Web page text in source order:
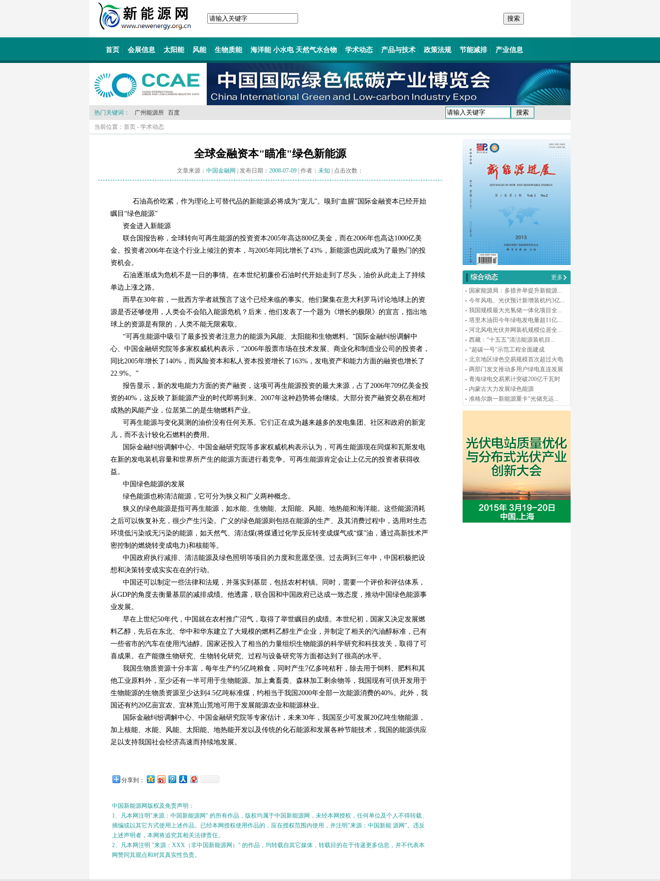
首页 会展信息 太阳能 风能 生物质能 海洋能 小水电 天然气水合物 学术动态 产品与技术 政策法规 节能减排 产业信息
热门关键词： 广州能源所 百度
当前位置： 首页 - 学术动态
全球金融资本"瞄准"绿色新能源
文章来源： 中国金融网 | 发布日期： 2008-07-09 | 作者： 未知 | 点击次数：
石油高价吃紧，作为理论上可替代品的新能源必将成为“宠儿”。嗅到“血腥”国际金融资本已经开始
瞩目“绿色能源”
资金进入新能源
联合国报告称，全球转向可再生能源的投资资本2005年高达800亿美金，而在2006年也高达1000亿美
金。投资者2006年在这个行业上倾注的资本，与2005年同比增长了43%，新能源也因此成为了最热门的投
资机会。
石油逐渐成为危机不是一日的事情。在本世纪初廉价石油时代开始走到了尽头，油价从此走上了持续
单边上涨之路。
而早在30年前，一批西方学者就预言了这个已经来临的事实。他们聚集在意大利罗马讨论地球上的资
源是否还够使用，人类会不会陷入能源危机？后来，他们发表了一个题为《增长的极限》的宣言，指出地
球上的资源是有限的，人类不能无限索取。
“可再生能源中吸引了最多投资者注意力的能源为风能、太阳能和生物燃料。”国际金融纠纷调解中
心、中国金融研究院等多家权威机构表示，“2006年股票市场在技术发展、商业化和制造业公司的投资者，
同比2005年增长了140%，而风险资本和私人资本投资增长了163%，发电资产和能力方面的融资也增长了
22.9%。”
报告显示，新的发电能力方面的资产融资，这项可再生能源投资的最大来源，占了2006年709亿美金投
资的40%，这反映了新能源产业的时代即将到来。2007年这种趋势将会继续。大部分资产融资交易在相对
成熟的风能产业，位居第二的是生物燃料产业。
可再生能源与变化莫测的油价没有任何关系。它们正在成为越来越多的发电集团、社区和政府的新宠
儿，而不去计较化石燃料的费用。
国际金融纠纷调解中心、中国金融研究院等多家权威机构表示认为，可再生能源现在同煤和瓦斯发电
在新的发电装机容量和世界所产生的能源方面进行着竞争。可再生能源肯定会让上亿元的投资者获得收
益。
中国绿色能源的发展
绿色能源也称清洁能源，它可分为狭义和广义两种概念。
狭义的绿色能源是指可再生能源，如水能、生物能、太阳能、风能、地热能和海洋能。这些能源消耗
之后可以恢复补充，很少产生污染。广义的绿色能源则包括在能源的生产、及其消费过程中，选用对生态
环境低污染或无污染的能源，如天然气、清洁煤(将煤通过化学反应转变成煤气或“煤”油，通过高新技术严
密控制的燃烧转变成电力)和核能等。
中国政府执行减排、清洁能源及绿色照明等项目的力度和意愿坚强。过去两到三年中，中国积极把设
想和决策转变成实实在在的行动。
中国还可以制定一些法律和法规，并落实到基层，包括农村村镇。同时，需要一个评价和评估体系，
从GDP的角度去衡量基层的减排成绩。他透露，联合国和中国政府已达成一致态度，推动中国绿色能源事
业发展。
早在上世纪50年代，中国就在农村推广沼气，取得了举世瞩目的成绩。本世纪初，国家又决定发展燃
料乙醇，先后在东北、华中和华东建立了大规模的燃料乙醇生产企业，并制定了相关的汽油醇标准，已有
一些省市的汽车在使用汽油醇。国家还投入了相当的力量组织生物能源的科学研究和科技攻关，取得了可
喜成果。在产能微生物研究、生物转化研究、过程与设备研究等方面都达到了很高的水平。
我国生物质资源十分丰富，每年生产约5亿吨粮食，同时产生7亿多吨秸秆，除去用于饲料、肥料和其
他工业原料外，至少还有一半可用于生物能源。加上禽畜粪、森林加工剩余物等，我国现有可供开发用于
生物能源的生物质资源至少达到4.5亿吨标准煤，约相当于我国2000年全部一次能源消费的40%。此外，我
国还有约20亿亩宜农、宜林荒山荒地可用于发展能源农业和能源林业。
国际金融纠纷调解中心、中国金融研究院等专家估计，未来30年，我国至少可发展20亿吨生物能源，
加上核能、水能、风能、太阳能、地热能开发以及传统的化石能源和发展各种节能技术，我国的能源供应
足以支持我国社会经济高速而持续地发展。
分享到：
中国新能源网版权及免责声明：
1、凡本网注明"来源：中国新能源网" 的所有作品，版权均属于中国新能源网，未经本网授权，任何单位及个人不得转载、
摘编或以其它方式使用上述作品。已经本网授权使用作品的，应在授权范围内使用，并注明"来源：中国新能 源网"。违反
上述声明者，本网将追究其相关法律责任。
2、凡本网注明 "来源：XXX（非中国新能源网）" 的作品，均转载自其它媒体，转载目的在于传递更多信息，并不代表本
网赞同其观点和对其真实性负责。
综合动态
更多
国家能源局：多措并举提升新能源...
今年风电、光伏预计新增装机约3亿...
我国规模最大光氢储一体化项目全...
塔里木油田今年绿电发电量超11亿...
河北风电光伏并网装机规模位居全...
西藏：“十五五”清洁能源装机目...
“超碳一号”示范工程全面建成
北京地区绿色交易规模首次超过火电
两部门发文推动多用户绿电直连发展
青海绿电交易累计突破200亿千瓦时
内蒙古大力发展绿色能源
准格尔旗一新能源重卡“光储充运...